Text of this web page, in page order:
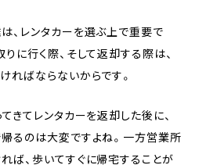
、レンタカーを選ぶ上で重要で
に行く際、そして返却する際は、
ればならないからです。
きてレンタカーを返却した後に、
るのは大変ですよね。一方営業所
ば、歩いてすぐに帰宅することが